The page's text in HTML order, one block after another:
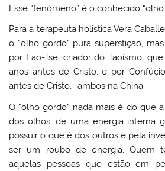
Esse “fenómeno” é o conhecido “olho
Para a terapeuta holistica Vera
o “olho gordo” pura superstição,
por Lao-Tse, criador do Taoísmo,
anos antes de Cristo, e por
antes de Cristo, -ambos na China
O “olho gordo” nada mais é do que
dos olhos, de uma energia interna
possuir o que é dos outros e pela
ser um roubo de energia. Quem
aquelas pessoas que estão em